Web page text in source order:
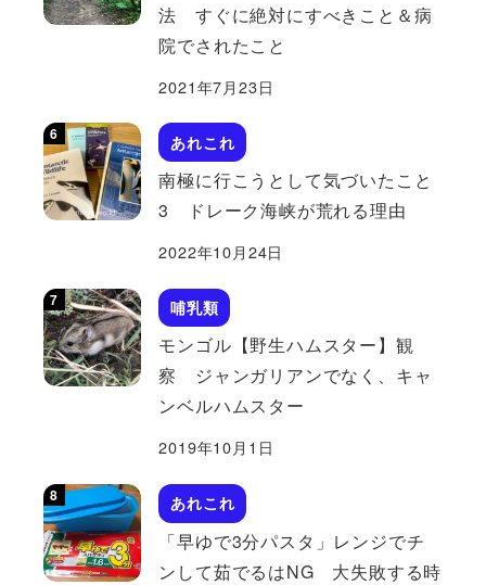
法 すぐに絶対にすべきこと＆病
院でされたこと
2021年7月23日
あれこれ
南極に行こうとして気づいたこと
3 ドレーク海峡が荒れる理由
2022年10月24日
哺乳類
モンゴル【野生ハムスター】観
察 ジャンガリアンでなく、キャ
ンベルハムスター
2019年10月1日
あれこれ
「早ゆで3分パスタ」レンジでチ
ンして茹でるはNG 大失敗する時